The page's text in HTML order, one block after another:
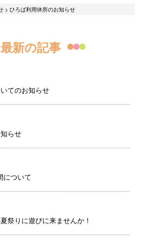
> ひろば利用休所のお知らせ
最新の記事
てのお知らせ
らせ
について
祭りに遊びに来ませんか！